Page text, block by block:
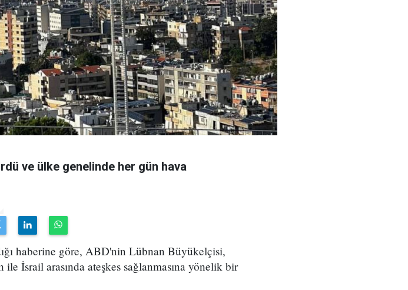
ve ülke genelinde her gün hava
haberine göre, ABD'nin Lübnan Büyükelçisi,
İsrail arasında ateşkes sağlanmasına yönelik bir